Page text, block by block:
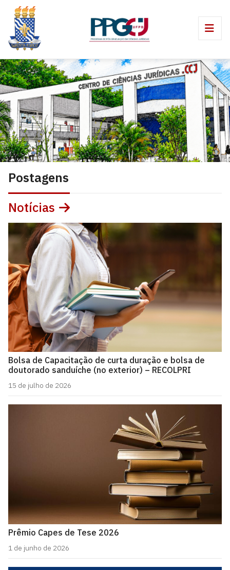
Postagens
Notícias
Bolsa de Capacitação de curta duração e bolsa de
doutorado sanduíche (no exterior) – RECOLPRI
15 de julho de 2026
Prêmio Capes de Tese 2026
1 de junho de 2026